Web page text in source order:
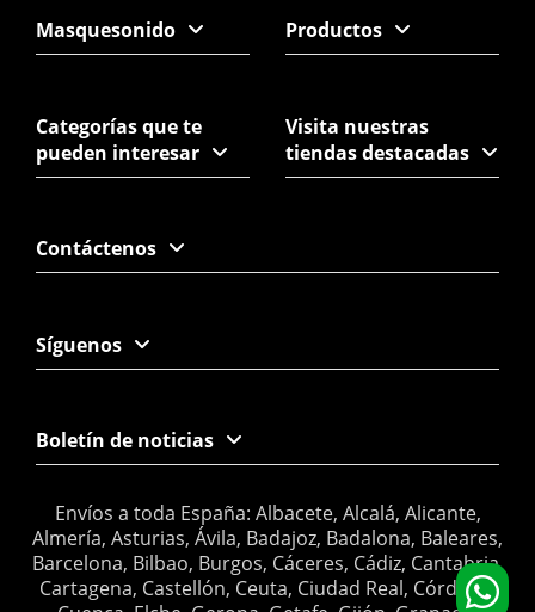
Masquesonido Productos
Categorías que te
pueden interesar
Visita nuestras
tiendas destacadas
Contáctenos
Síguenos
Boletín de noticias
Envíos a toda España: Albacete, Alcalá, Alicante,
Almería, Asturias, Ávila, Badajoz, Badalona, Baleares,
Barcelona, Bilbao, Burgos, Cáceres, Cádiz, Cantabria,
Cartagena, Castellón, Ceuta, Ciudad Real, Córdoba,